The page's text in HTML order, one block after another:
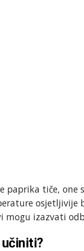
paprika tiče, one
osjetljivije
mogu izazvati